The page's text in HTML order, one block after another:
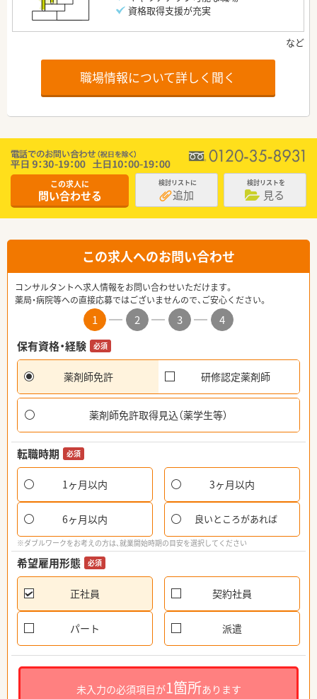
資格取得支援が充実
職場情報について詳しく聞く
この求人に
問い合わせる
検討リストに
追加
検討リストを
見る
この求人へのお問い合わせ
コンサルタントへ求人情報をお問い合わせいただけます。
薬局・病院等への直接応募ではございませんので、ご安心ください。
1 2 3
4
保有資格・経験
必須
薬剤師免許 研修認定薬剤師
薬剤師免許取得見込（薬学生等）
転職時期 必須
1ヶ月以内 3ヶ月以内
6ヶ月以内 良いところがあれば
※ダブルワークをお考えの方は、就業開始時期の目安を選択してください
希望雇用形態 必須
正社員 契約社員
パート 派遣
未入力の必須項目が1箇所あります